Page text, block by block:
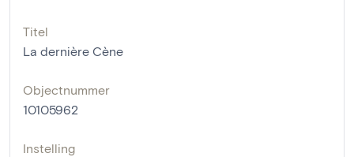
Titel
La dernière Cène
Objectnummer
10105962
Instelling